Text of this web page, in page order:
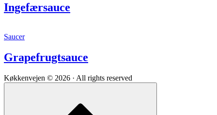
Ingefærsauce
Grapefrugtsauce
Saucer
Grapefrugtsauce
Køkkenvejen © 2026 · All rights reserved